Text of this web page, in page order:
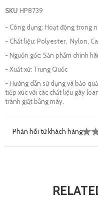
SKU HP8739
- Công dụng: Hoạt động trong
- Chất liệu: Polyester, Nylon,
- Nguồn gốc: Sản phẩm chính
- Xuất xứ: Trung Quốc
- Hướng dẫn sử dụng và bảo
tiếp xúc với các chất liệu gây
tránh giặt bằng máy.
Phản hồi từ khách hàng